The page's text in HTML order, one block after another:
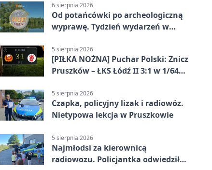
6 sierpnia 2026
Od potańcówki po archeologiczną
wyprawę. Tydzień wydarzeń w
5 sierpnia 2026
[PIŁKA NOŻNA] Puchar Polski: Znicz
Pruszków – ŁKS Łódź II 3:1 w 1/64
5 sierpnia 2026
Czapka, policyjny lizak i radiowóz.
Nietypowa lekcja w Pruszkowie
5 sierpnia 2026
Najmłodsi za kierownicą
radiowozu. Policjantka odwiedziła